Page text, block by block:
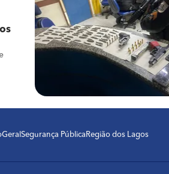
Geral Segurança Pública Região dos Lagos